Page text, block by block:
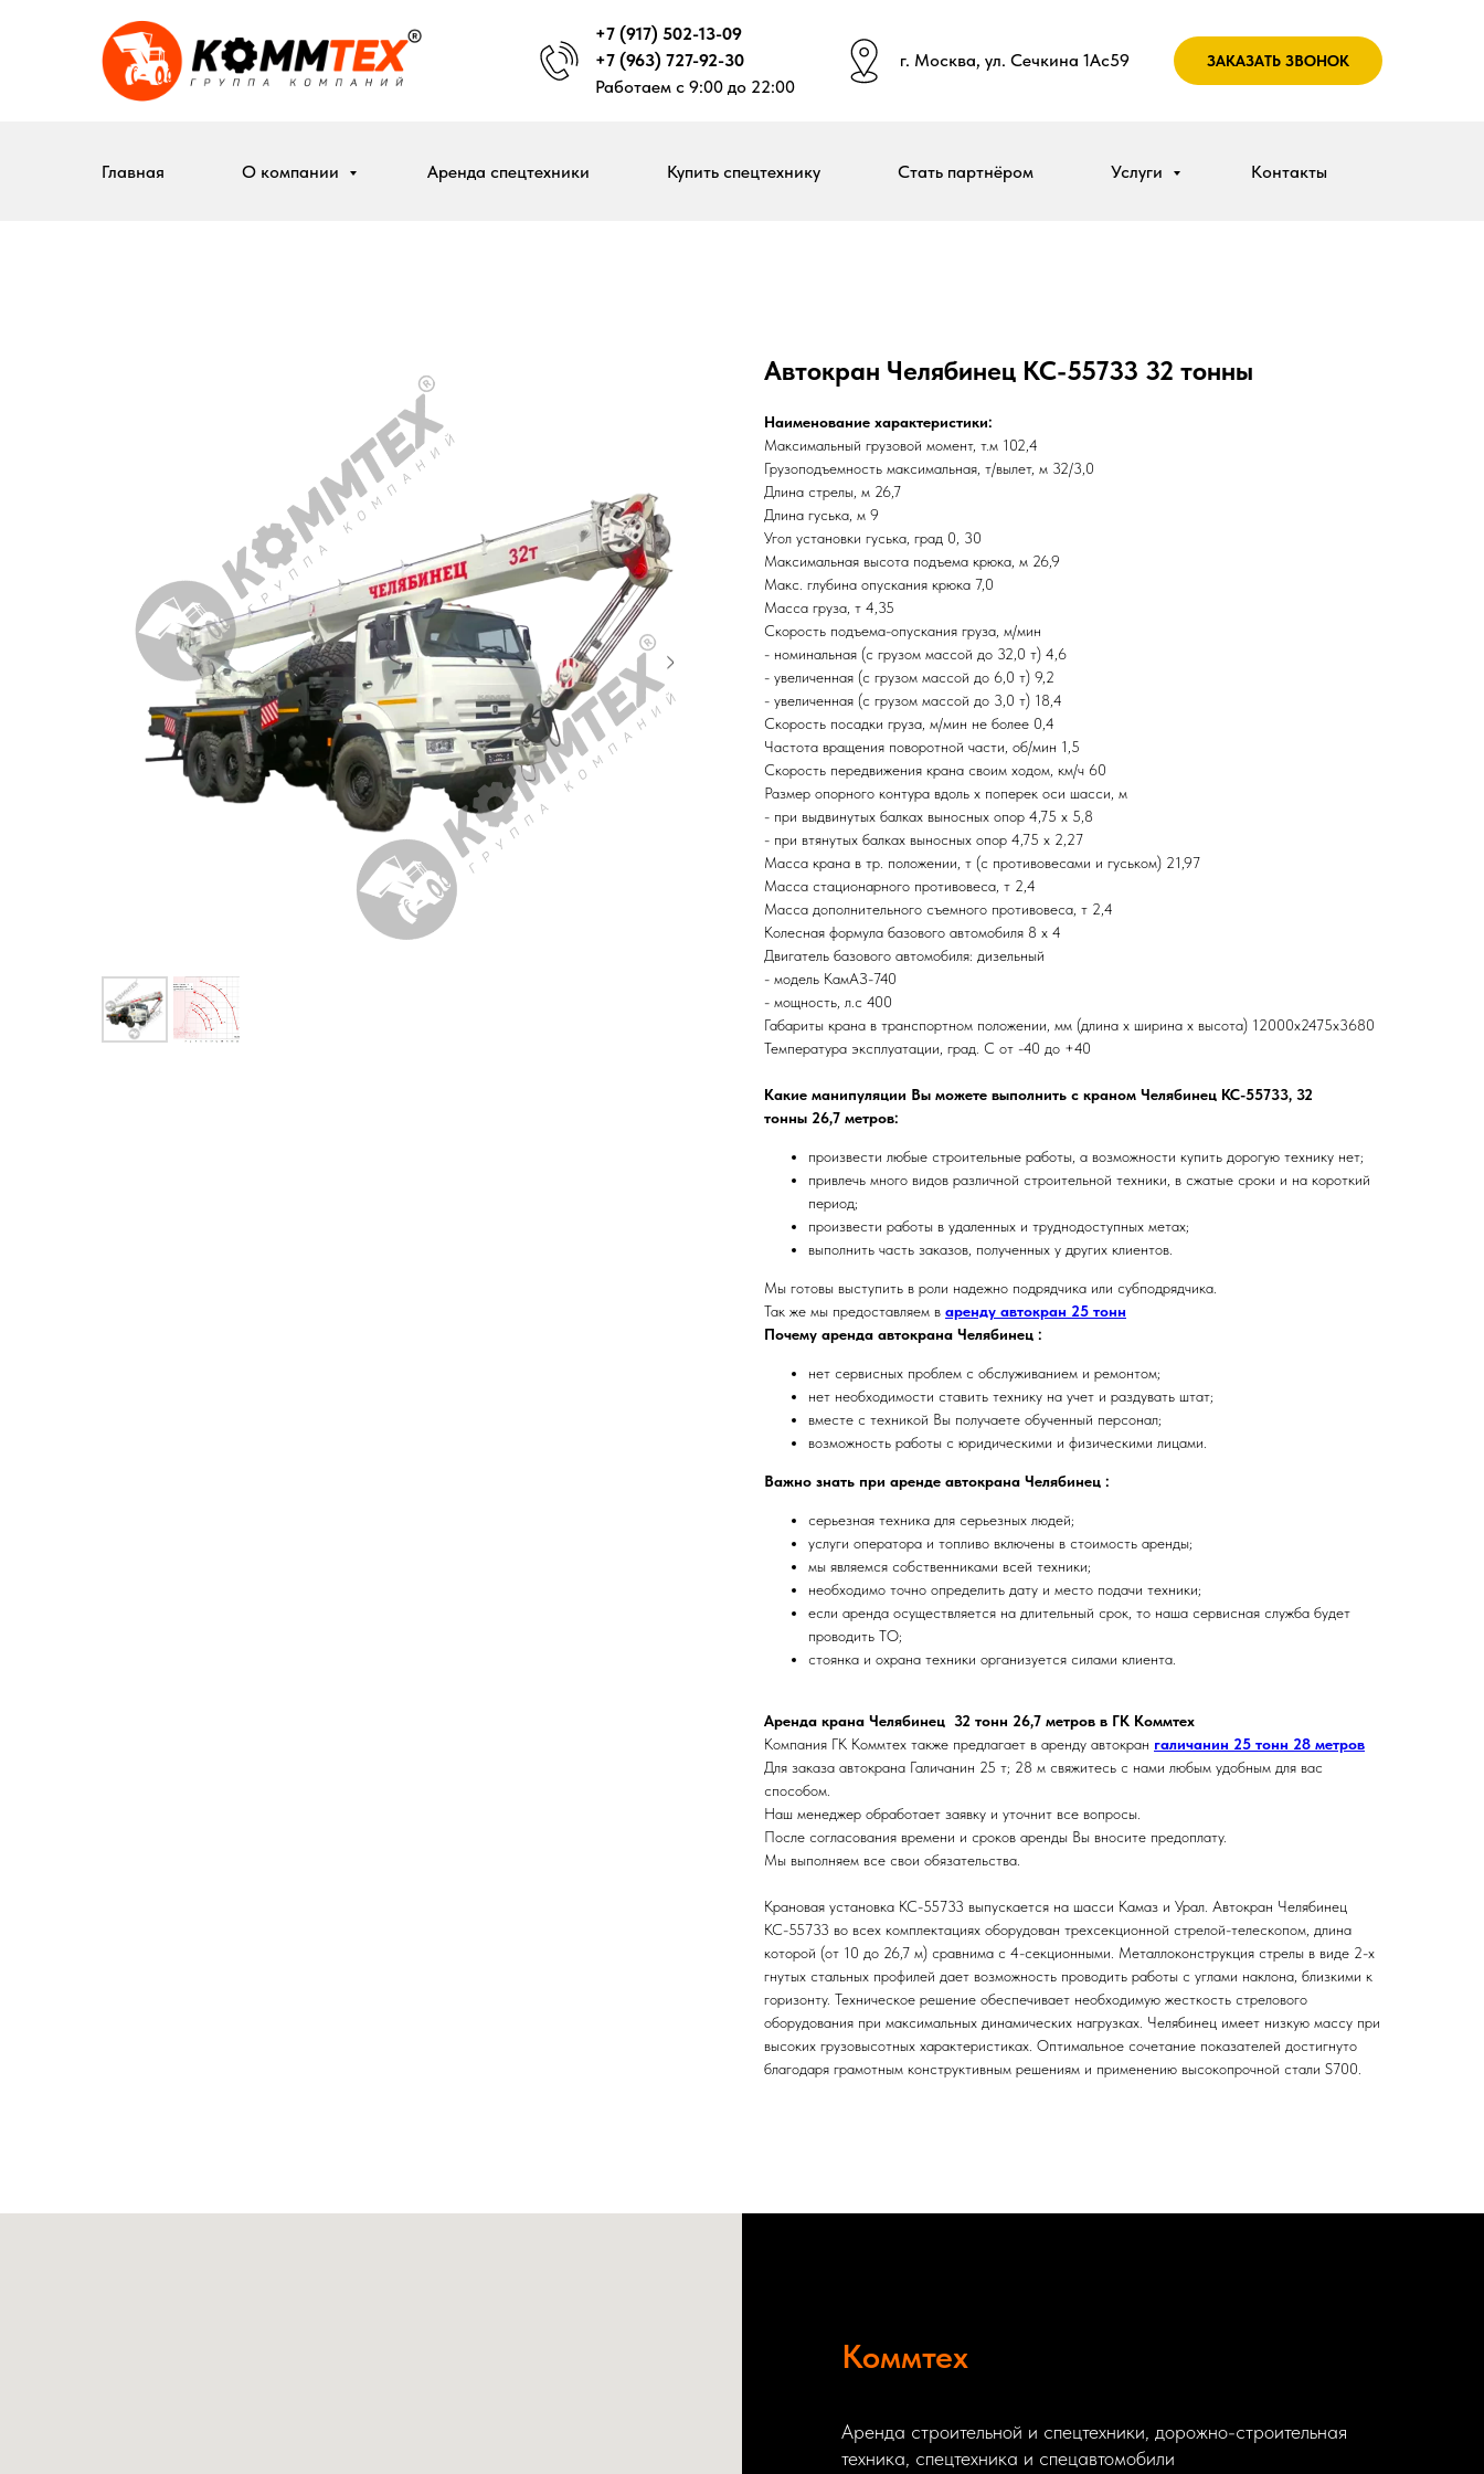
+7 (917) 502-13-09
+7 (963) 727-92-30
Работаем с 9:00 до 22:00
г. Москва, ул. Сечкина 1Ас59 ЗАКАЗАТЬ ЗВОНОК
Главная О компании Аренда спецтехники Купить спецтехнику Стать партнёром Услуги Контакты
Автокран Челябинец КС-55733 32 тонны
Наименование характеристики:
Максимальный грузовой момент, т.м 102,4
Грузоподъемность максимальная, т/вылет, м 32/3,0
Длина стрелы, м 26,7
Длина гуська, м 9
Угол установки гуська, град 0, 30
Максимальная высота подъема крюка, м 26,9
Макс. глубина опускания крюка 7,0
Масса груза, т 4,35
Скорость подъема-опускания груза, м/мин
- номинальная (с грузом массой до 32,0 т) 4,6
- увеличенная (с грузом массой до 6,0 т) 9,2
- увеличенная (с грузом массой до 3,0 т) 18,4
Скорость посадки груза, м/мин не более 0,4
Частота вращения поворотной части, об/мин 1,5
Скорость передвижения крана своим ходом, км/ч 60
Размер опорного контура вдоль х поперек оси шасси, м
- при выдвинутых балках выносных опор 4,75 х 5,8
- при втянутых балках выносных опор 4,75 х 2,27
Масса крана в тр. положении, т (с противовесами и гуськом) 21,97
Масса стационарного противовеса, т 2,4
Масса дополнительного съемного противовеса, т 2,4
Колесная формула базового автомобиля 8 х 4
Двигатель базового автомобиля: дизельный
- модель КамАЗ-740
- мощность, л.с 400
Габариты крана в транспортном положении, мм (длина х ширина х высота) 12000x2475x3680
Температура эксплуатации, град. С от -40 до +40
Какие манипуляции Вы можете выполнить с краном Челябинец КС-55733, 32
тонны 26,7 метров:
произвести любые строительные работы, а возможности купить дорогую технику нет;
привлечь много видов различной строительной техники, в сжатые сроки и на короткий
период;
произвести работы в удаленных и труднодоступных метах;
выполнить часть заказов, полученных у других клиентов.
Мы готовы выступить в роли надежно подрядчика или субподрядчика.
Так же мы предоставляем в аренду автокран 25 тонн
Почему аренда автокрана Челябинец :
нет сервисных проблем с обслуживанием и ремонтом;
нет необходимости ставить технику на учет и раздувать штат;
вместе с техникой Вы получаете обученный персонал;
возможность работы с юридическими и физическими лицами.
Важно знать при аренде автокрана Челябинец :
серьезная техника для серьезных людей;
услуги оператора и топливо включены в стоимость аренды;
мы являемся собственниками всей техники;
необходимо точно определить дату и место подачи техники;
если аренда осуществляется на длительный срок, то наша сервисная служба будет
проводить ТО;
стоянка и охрана техники организуется силами клиента.
Аренда крана Челябинец 32 тонн 26,7 метров в ГК Коммтех
Компания ГК Коммтех также предлагает в аренду автокран галичанин 25 тонн 28 метров
Для заказа автокрана Галичанин 25 т; 28 м свяжитесь с нами любым удобным для вас
способом.
Наш менеджер обработает заявку и уточнит все вопросы.
После согласования времени и сроков аренды Вы вносите предоплату.
Мы выполняем все свои обязательства.
Крановая установка КС-55733 выпускается на шасси Камаз и Урал. Автокран Челябинец
КС-55733 во всех комплектациях оборудован трехсекционной стрелой-телескопом, длина
которой (от 10 до 26,7 м) сравнима с 4-секционными. Металлоконструкция стрелы в виде 2-х
гнутых стальных профилей дает возможность проводить работы с углами наклона, близкими к
горизонту. Техническое решение обеспечивает необходимую жесткость стрелового
оборудования при максимальных динамических нагрузках. Челябинец имеет низкую массу при
высоких грузовысотных характеристиках. Оптимальное сочетание показателей достигнуто
благодаря грамотным конструктивным решениям и применению высокопрочной стали S700.
Коммтех
Аренда строительной и спецтехники, дорожно-строительная
техника, спецтехника и спецавтомобили